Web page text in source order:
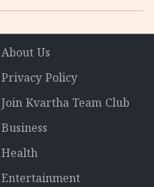
About Us
Privacy Policy
Join Kvartha Team Club
Business
Health
Entertainment